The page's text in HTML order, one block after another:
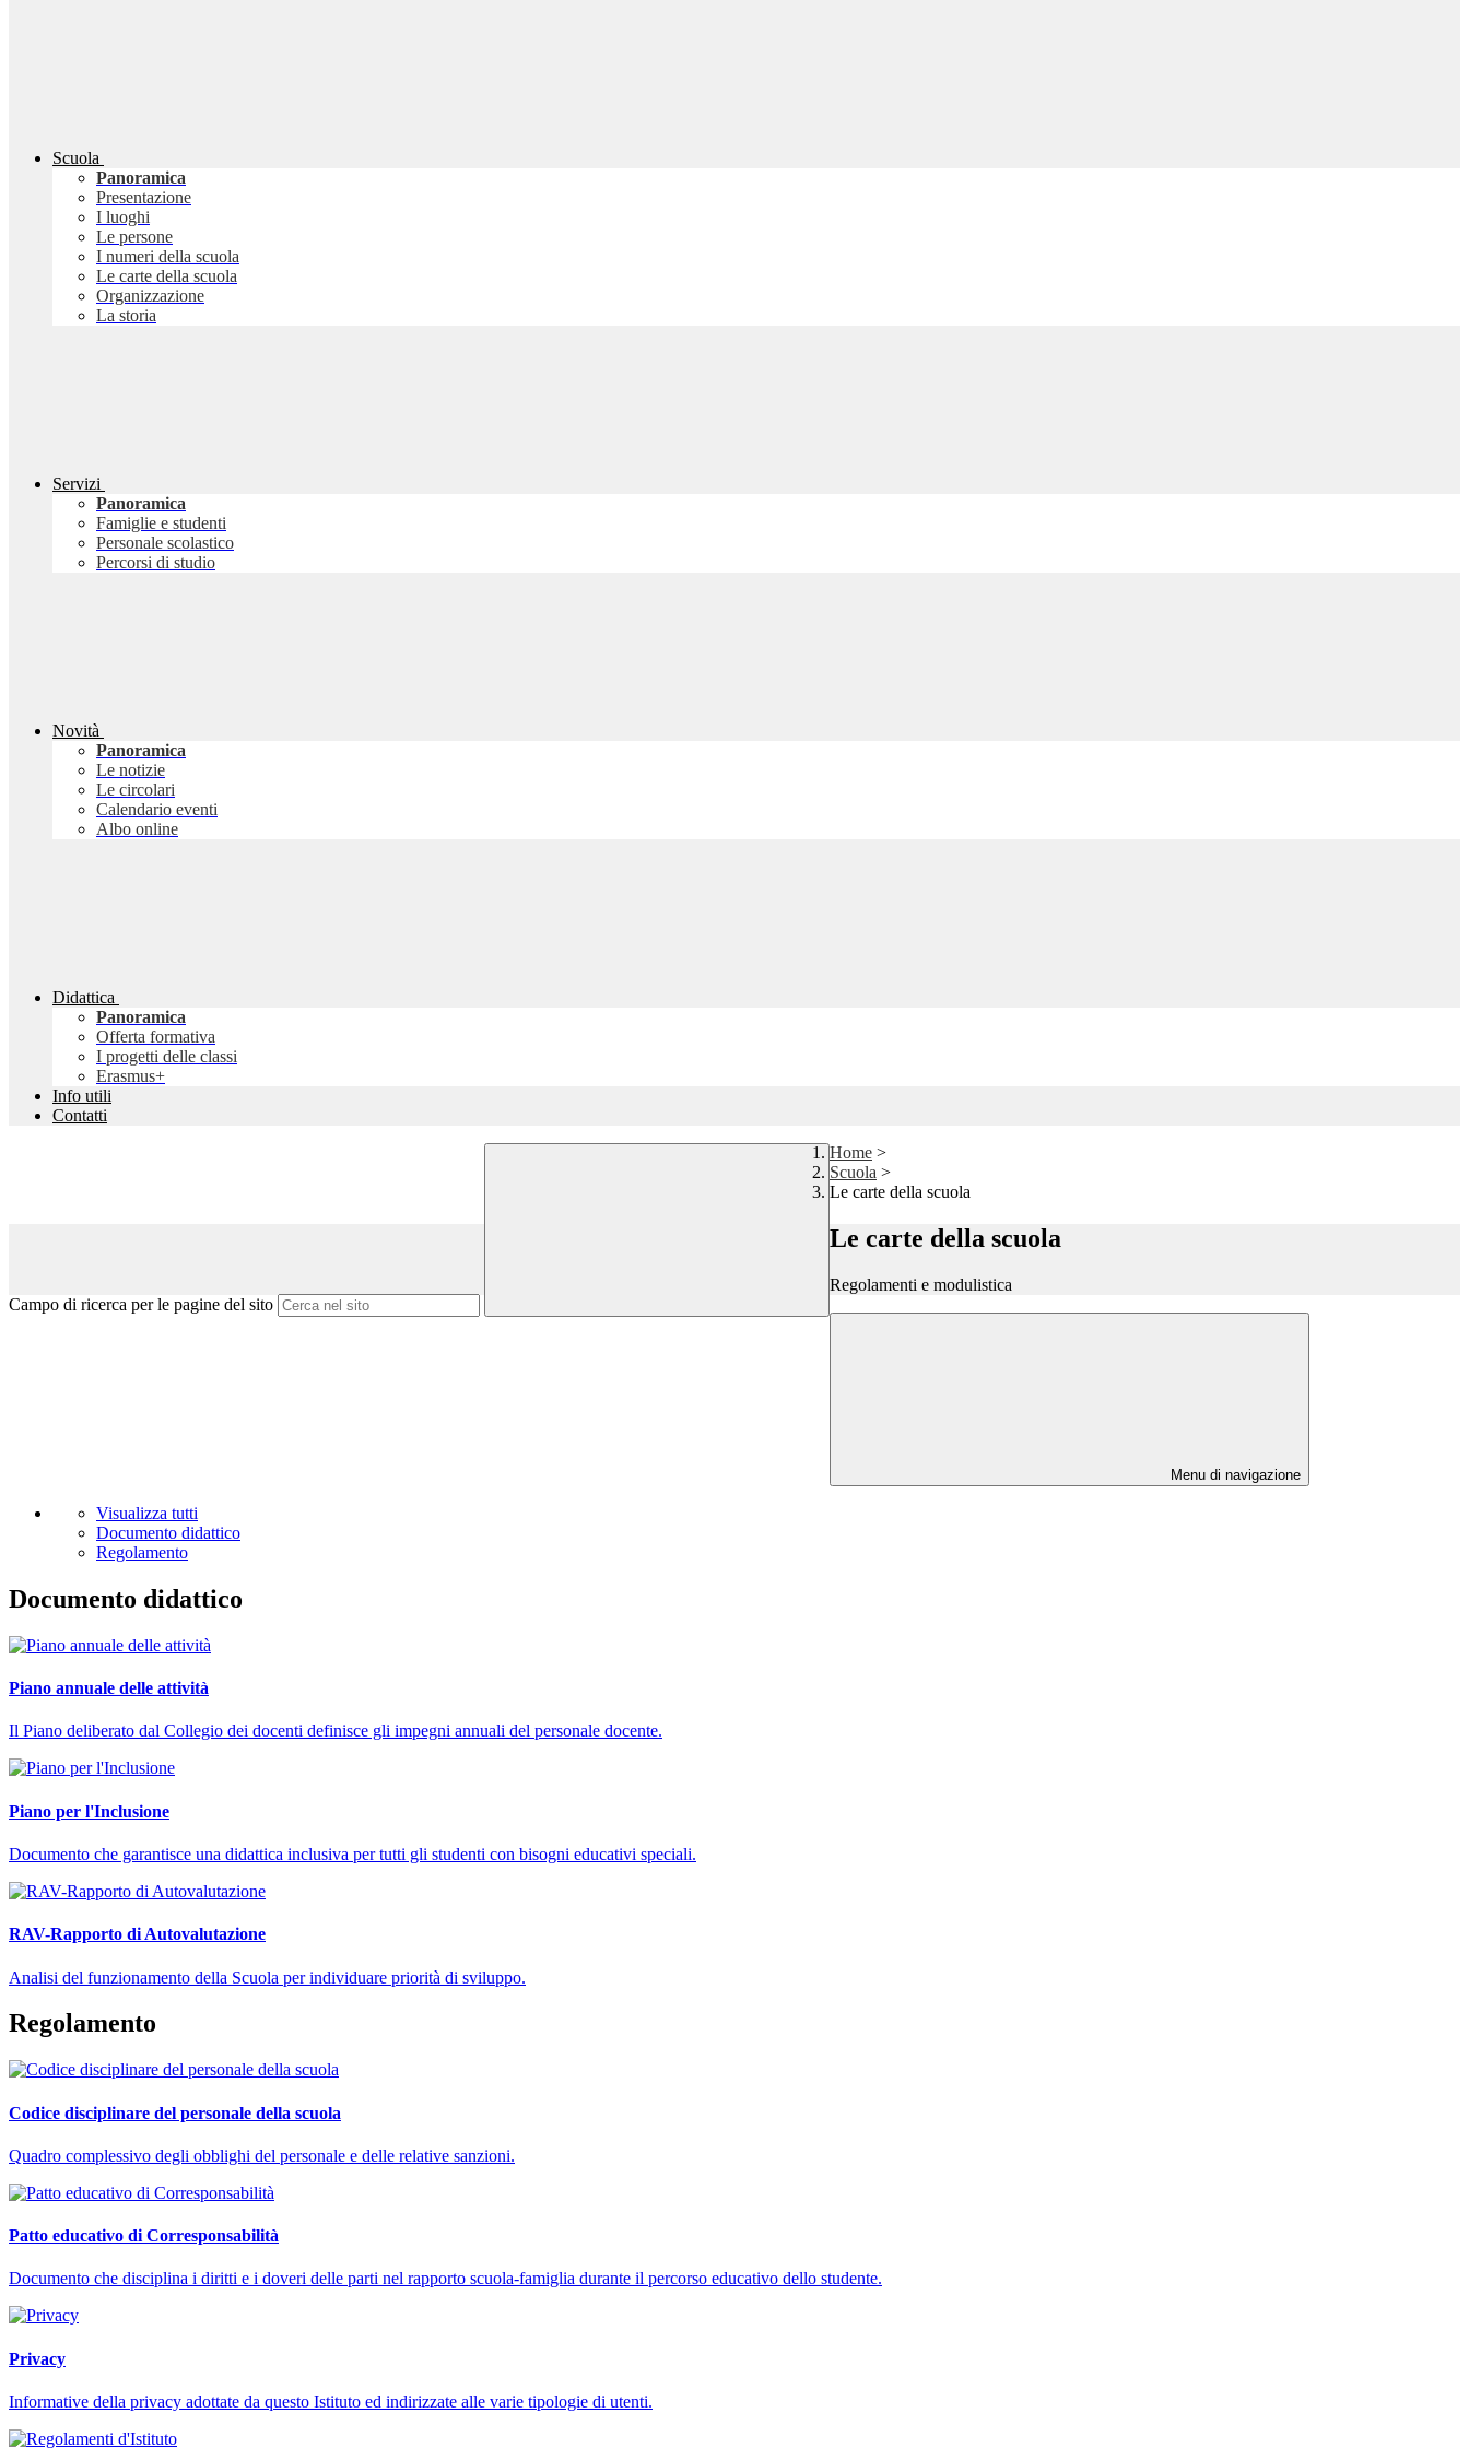
Scuola
Panoramica
Presentazione
I luoghi
Le persone
I numeri della scuola
Le carte della scuola
Organizzazione
La storia
Servizi
Panoramica
Famiglie e studenti
Personale scolastico
Percorsi di studio
Novità
Panoramica
Le notizie
Le circolari
Calendario eventi
Albo online
Didattica
Panoramica
Offerta formativa
I progetti delle classi
Erasmus+
Info utili
Contatti
Campo di ricerca per le pagine del sito
Home >
Scuola >
Le carte della scuola
Le carte della scuola
Regolamenti e modulistica
Menu di navigazione
Visualizza tutti
Documento didattico
Regolamento
Documento didattico
Piano annuale delle attività
Il Piano deliberato dal Collegio dei docenti definisce gli impegni annuali del personale docente.
Piano per l'Inclusione
Documento che garantisce una didattica inclusiva per tutti gli studenti con bisogni educativi speciali.
RAV-Rapporto di Autovalutazione
Analisi del funzionamento della Scuola per individuare priorità di sviluppo.
Regolamento
Codice disciplinare del personale della scuola
Quadro complessivo degli obblighi del personale e delle relative sanzioni.
Patto educativo di Corresponsabilità
Documento che disciplina i diritti e i doveri delle parti nel rapporto scuola-famiglia durante il percorso educativo dello studente.
Privacy
Informative della privacy adottate da questo Istituto ed indirizzate alle varie tipologie di utenti.